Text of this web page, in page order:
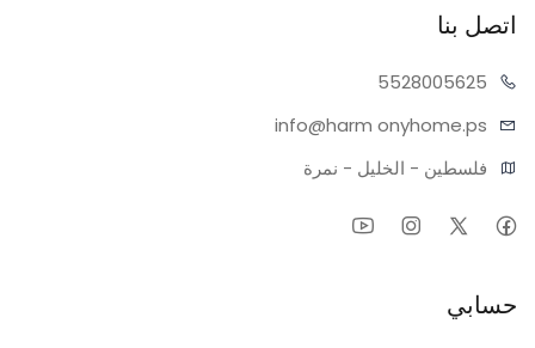
اتصل بنا
05625
55280
info@harm onyhome.ps
فلسطين - الخليل - نمرة
حسابي